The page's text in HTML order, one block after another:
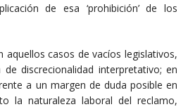
de esa ‘prohibición’ de los
aquellos casos de vacíos legislativos,
discrecionalidad interpretativo; en
a un margen de duda posible en
la naturaleza laboral del reclamo,